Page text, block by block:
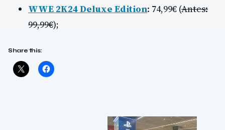
WWE 2K24 Deluxe Edition: 74,99€ (Antes:
99,99€);
Share this: